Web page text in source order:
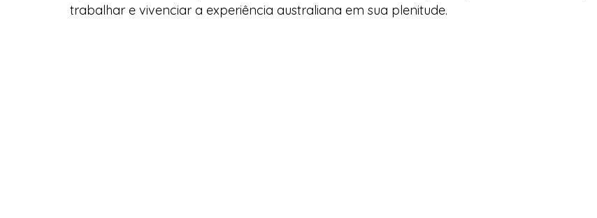
trabalhar e vivenciar a experiência australiana em sua plenitude.